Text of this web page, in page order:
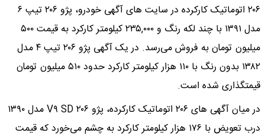
۲۰۶ اتوماتیک کارکرده در سایت های آگهی خودرو، پژو ۲۰۶ تیپ ۶
مدل ۱۳۹۱ با چند لکه رنگ و ۲۳۵,۰۰۰ کیلومتر کارکرد به قیمت ۵۰۰
میلیون تومان به فروش می‌رسد. در یک آگهی پژو ۲۰۶ تیپ ۴ مدل
۱۳۸۲ بدون رنگ با ۱۱۰ هزار کیلومتر کارکرد حدود ۵۱۰ میلیون تومان
قیمتگذاری شده است.
در میان آگهی های ۲۰۶ اتوماتیک کارکرده، پژو ۲۰۶ V۹ SD مدل ۱۳۹۰
درب تعویض با ۱۷۶ هزار کیلومتر کارکرد به چشم می‌خورد که قیمت